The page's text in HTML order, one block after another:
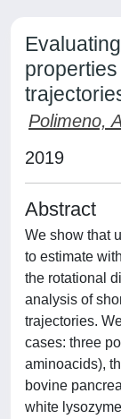
Polimeno,
2019
Abstract
We show that
to estimate
the rotational
analysis of
trajectories.
cases: three
aminoacids),
bovine
white